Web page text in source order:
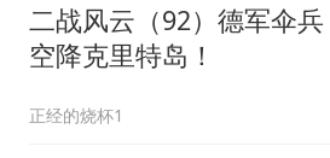
二战风云（92）德军伞兵
空降克里特岛！
正经的烧杯1